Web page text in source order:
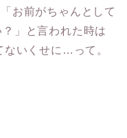
お前がちゃんとして
」と言われた時は
ないくせに…って。